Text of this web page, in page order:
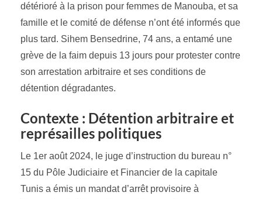
détérioré à la prison pour femmes de Manouba, et sa
famille et le comité de défense n’ont été informés que
plus tard. Sihem Bensedrine, 74 ans, a entamé une
grève de la faim depuis 13 jours pour protester contre
son arrestation arbitraire et ses conditions de
détention dégradantes.
Contexte : Détention arbitraire et
représailles politiques
Le 1er août 2024, le juge d’instruction du bureau n°
15 du Pôle Judiciaire et Financier de la capitale
Tunis a émis un mandat d’arrêt provisoire à